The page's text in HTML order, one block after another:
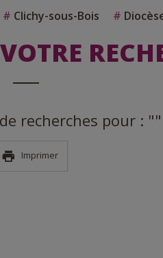
# Clichy-sous-Bois #
recherches pour : ""
Imprimer